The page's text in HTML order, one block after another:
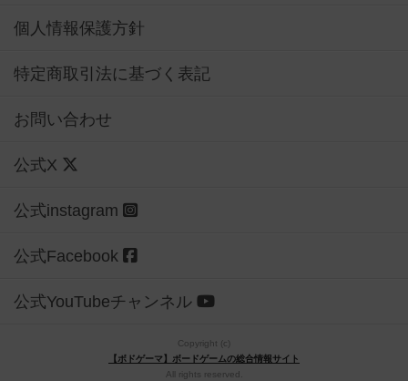
個人情報保護方針
特定商取引法に基づく表記
お問い合わせ
公式X
公式instagram
公式Facebook
公式YouTubeチャンネル
Copyright (c)
【ボドゲーマ】ボードゲームの総合情報サイト
All rights reserved.